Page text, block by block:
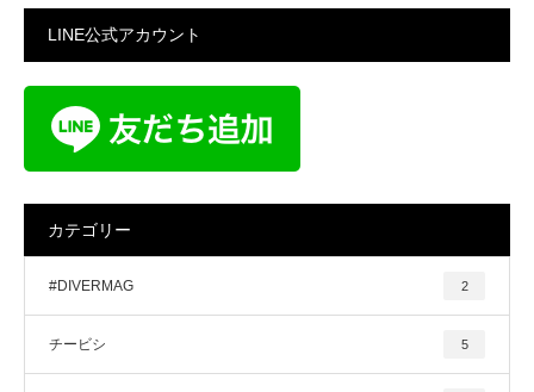
LINE公式アカウント
カテゴリー
#DIVERMAG 2
チービシ 5